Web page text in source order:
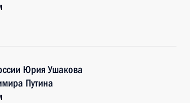
Юрия Ушакова
Путина